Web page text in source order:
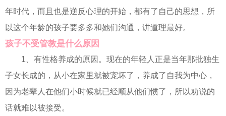
年时代，而且也是逆反心理的开始，都有了自己的思想，所
以这个年龄的孩子要多多和她们沟通，讲道理最好。
孩子不受管教是什么原因
1、有性格养成的原因。现在的年轻人正是当年那批独生
子女长成的，从小在家里就被宠坏了，养成了自我为中心，
因为老辈人在他们小时候就已经顺从他们惯了，所以劝说的
话就难以被接受。